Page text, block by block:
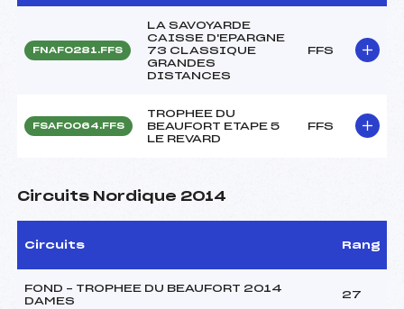
FNAF0281.FFS
LA SAVOYARDE
CAISSE D'EPARGNE
73 CLASSIQUE
GRANDES
DISTANCES
FFS
FSAF0064.FFS
TROPHEE DU
BEAUFORT ETAPE 5
LE REVARD
FFS
Circuits Nordique 2014
Circuits Rang
FOND – TROPHEE DU BEAUFORT 2014
DAMES
27